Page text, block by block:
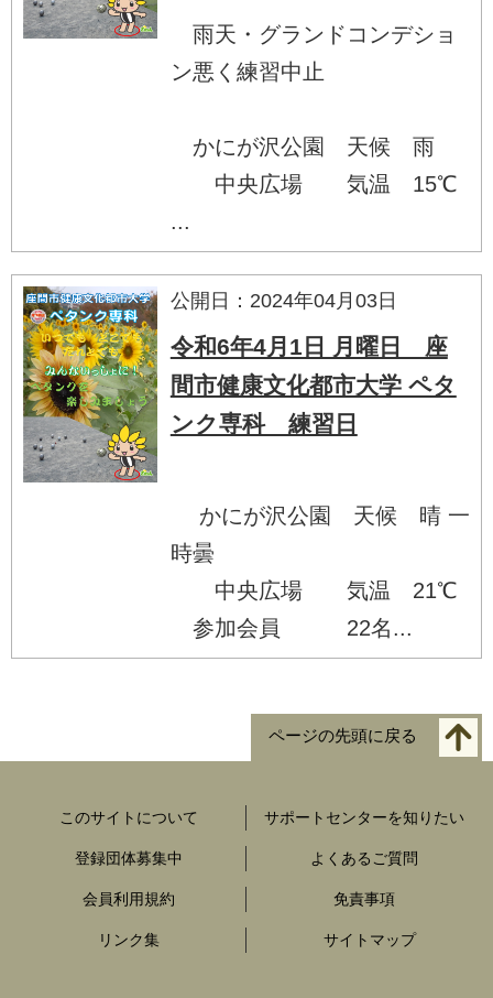
雨天・グランドコンデショ
ン悪く練習中止
かにが沢公園 天候 雨
中央広場 気温 15℃
...
公開日：2024年04月03日
令和6年4月1日 月曜日 座
間市健康文化都市大学 ペタ
ンク専科 練習日
かにが沢公園 天候 晴 一
時曇
中央広場 気温 21℃
参加会員 22名...
ページの先頭に戻る
このサイトについて サポートセンターを知りたい
登録団体募集中 よくあるご質問
会員利用規約 免責事項
リンク集 サイトマップ